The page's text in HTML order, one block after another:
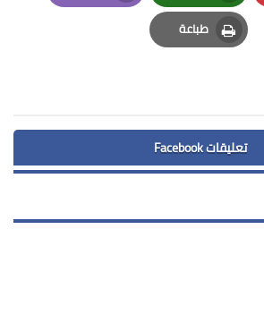
Whatsapp
Email
طباعة
Print
تعليقات Facebook